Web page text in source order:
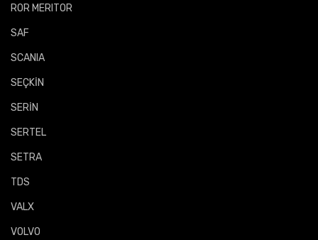
ROR MERITOR
SAF
SCANIA
SEÇKİN
SERİN
SERTEL
SETRA
TDS
VALX
VOLVO